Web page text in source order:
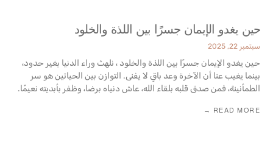
حين يغدو الإيمان جسرًا بين اللذة والخلود
سبتمبر 22, 2025
حين يغدو الإيمان جسرًا بين اللذة والخلود ، نلهث وراء الدنيا بغير حدود،
بينما يغيب عنا أن الآخرة وعد باقٍ لا يفنى. التوازن بين الحياتين هو سر
الطمأنينة، فمن صدق قلبه ‏بلقاء الله، عاش دنياه برضا، وظفر بأبديته نعيمًا‎.‎
READ MORE →